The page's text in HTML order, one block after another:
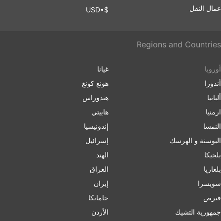
عمال النقل $•USD
Regions and Countries
أوروبا
أندورا
ألبانيا
ارمنیا
النمسا
البوسنة و الهرسك
بلجيكا
بلغاریا
سويسرا
قبرص
جمهورية التشيك
غيانا
هونغ كونغ
هندوراس
هاييتي
إندونيسيا
إسرائیل
الهند
العراق
إيران
جامايكا
الأردن